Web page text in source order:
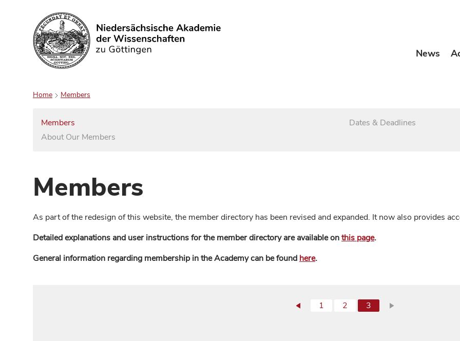
Search News
Home Members
Members
About Our Members
Dates & Deadlines
Members
As part of the redesign of this website, the member directory has been revised and expanded. It now also provides
Detailed explanations and user instructions for the member directory are available onthis page.
General information regarding membership in the Academy can be found here.
1 2 3